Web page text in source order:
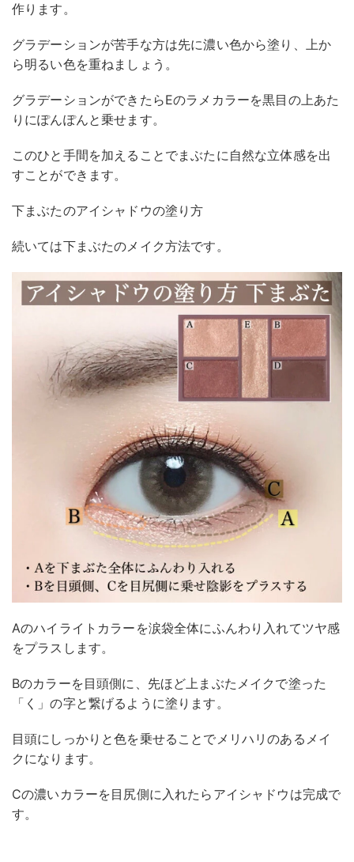
作ります。
グラデーションが苦手な方は先に濃い色から塗り、上か
ら明るい色を重ねましょう。
グラデーションができたらEのラメカラーを黒目の上あた
りにぽんぽんと乗せます。
このひと手間を加えることでまぶたに自然な立体感を出
すことができます。
下まぶたのアイシャドウの塗り方
続いては下まぶたのメイク方法です。
Aのハイライトカラーを涙袋全体にふんわり入れてツヤ感
をプラスします。
Bのカラーを目頭側に、先ほど上まぶたメイクで塗った
「く」の字と繋げるように塗ります。
目頭にしっかりと色を乗せることでメリハリのあるメイ
クになります。
Cの濃いカラーを目尻側に入れたらアイシャドウは完成で
す。